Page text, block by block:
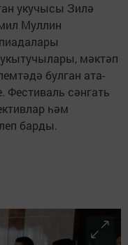
укучысы Зилә
Муллин
мәктәп
булган ата-
Фестиваль сәнгать
һәм
барды.